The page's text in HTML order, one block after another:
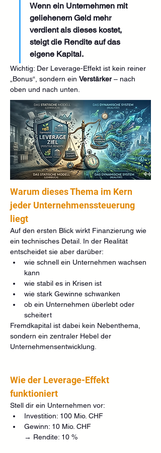
Wenn ein Unternehmen mit
geliehenem Geld mehr
verdient als dieses kostet,
steigt die Rendite auf das
eigene Kapital.
Wichtig: Der Leverage-Effekt ist kein reiner
„Bonus“, sondern ein Verstärker – nach
oben und nach unten.
Warum dieses Thema im Kern
jeder Unternehmenssteuerung
liegt
Auf den ersten Blick wirkt Finanzierung wie
ein technisches Detail. In der Realität
entscheidet sie aber darüber:
wie schnell ein Unternehmen wachsen
kann
wie stabil es in Krisen ist
wie stark Gewinne schwanken
ob ein Unternehmen überlebt oder
scheitert
Fremdkapital ist dabei kein Nebenthema,
sondern ein zentraler Hebel der
Unternehmensentwicklung.
Wie der Leverage-Effekt
funktioniert
Stell dir ein Unternehmen vor:
Investition: 100 Mio. CHF
Gewinn: 10 Mio. CHF
→ Rendite: 10 %